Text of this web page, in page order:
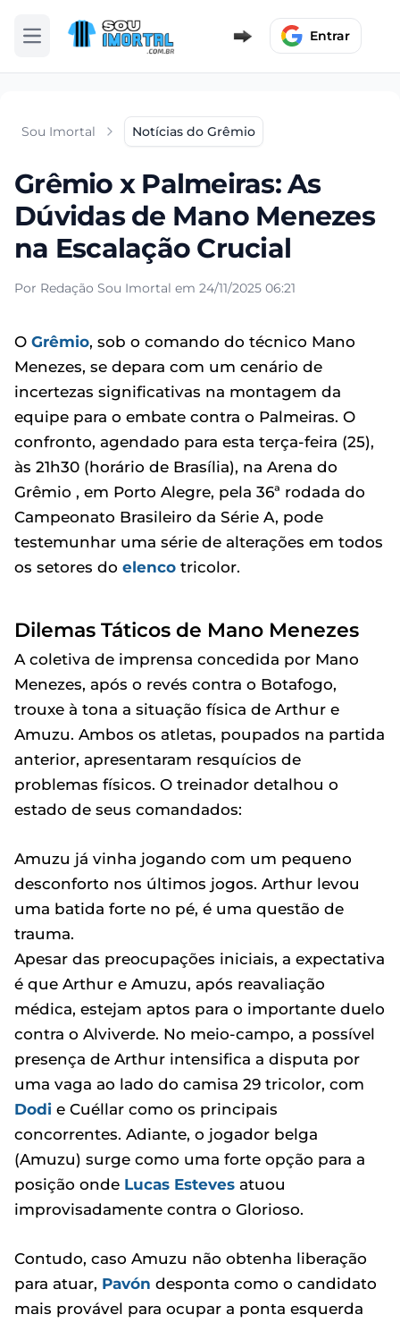
Abrir menu Entrar
Sou Imortal Notícias do Grêmio
Grêmio x Palmeiras: As
Dúvidas de Mano Menezes
na Escalação Crucial
Por Redação Sou Imortal em 24/11/2025 06:21
O Grêmio, sob o comando do técnico Mano
Menezes, se depara com um cenário de
incertezas significativas na montagem da
equipe para o embate contra o Palmeiras. O
confronto, agendado para esta terça-feira (25),
às 21h30 (horário de Brasília), na Arena do
Grêmio , em Porto Alegre, pela 36ª rodada do
Campeonato Brasileiro da Série A, pode
testemunhar uma série de alterações em todos
os setores do elenco tricolor.
Dilemas Táticos de Mano Menezes
A coletiva de imprensa concedida por Mano
Menezes, após o revés contra o Botafogo,
trouxe à tona a situação física de Arthur e
Amuzu. Ambos os atletas, poupados na partida
anterior, apresentaram resquícios de
problemas físicos. O treinador detalhou o
estado de seus comandados:
Amuzu já vinha jogando com um pequeno
desconforto nos últimos jogos. Arthur levou
uma batida forte no pé, é uma questão de
trauma.
Apesar das preocupações iniciais, a expectativa
é que Arthur e Amuzu, após reavaliação
médica, estejam aptos para o importante duelo
contra o Alviverde. No meio-campo, a possível
presença de Arthur intensifica a disputa por
uma vaga ao lado do camisa 29 tricolor, com
Dodi e Cuéllar como os principais
concorrentes. Adiante, o jogador belga
(Amuzu) surge como uma forte opção para a
posição onde Lucas Esteves atuou
improvisadamente contra o Glorioso.
Contudo, caso Amuzu não obtenha liberação
para atuar, Pavón desponta como o candidato
mais provável para ocupar a ponta esquerda